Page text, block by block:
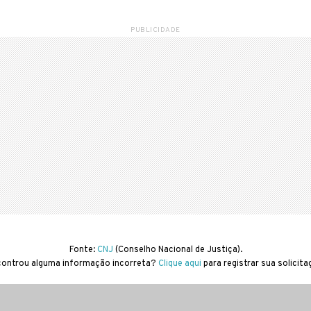
PUBLICIDADE
Fonte:CNJ (Conselho Nacional de Justiça).
alguma informação incorreta? Clique aqui para registrar sua